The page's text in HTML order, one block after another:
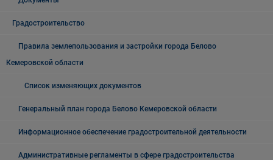
Градостроительство
Правила землепользования и застройки города Белово
Кемеровской области
Список изменяющих документов
Генеральный план города Белово Кемеровской области
Информационное обеспечение градостроительной деятельности
Административные регламенты в сфере градостроительства